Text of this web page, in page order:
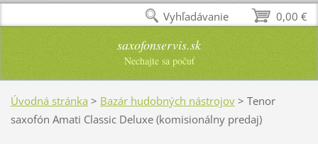
saxofonservis.sk
Nechajte sa počuť
Úvodná stránka > Bazár hudobných nástrojov > Tenor
saxofón Amati Classic Deluxe (komisionálny predaj)
0,00 €
Vyhľadávanie